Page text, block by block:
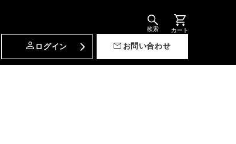
検索 カート
ログイン お問い合わせ